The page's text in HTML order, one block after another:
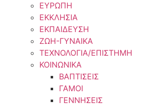
ΕΥΡΩΠΗ
ΕΚΚΛΗΣΙΑ
ΕΚΠΑΙΔΕΥΣΗ
ΖΩΗ-ΓΥΝΑΙΚΑ
ΤΕΧΝΟΛΟΓΙΑ/ΕΠΙΣΤΗΜΗ
ΚΟΙΝΩΝΙΚΑ
ΒΑΠΤΙΣΕΙΣ
ΓΑΜΟΙ
ΓΕΝΝΗΣΕΙΣ